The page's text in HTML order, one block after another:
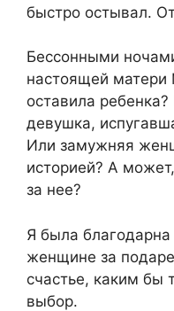
быстро остывал.
Бессонными
настоящей
оставила
девушка,
Или замужняя
историей? А
за нее?
Я была благодарна
женщине за
счастье, каким
выбор.